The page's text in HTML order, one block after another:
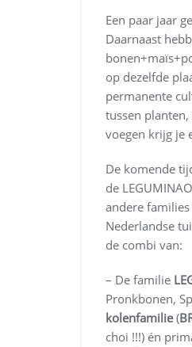
Een paar jaar
Daarnaast
op dezelfde
permanente
tussen
voegen krijg je
De komende
de
andere
Nederlandse
de combi van:
– De familie
Pronkbonen,
kolenfamilie(
choi !!!) én